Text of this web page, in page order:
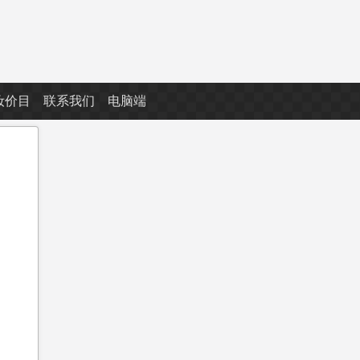
价目 联系我们 电脑端